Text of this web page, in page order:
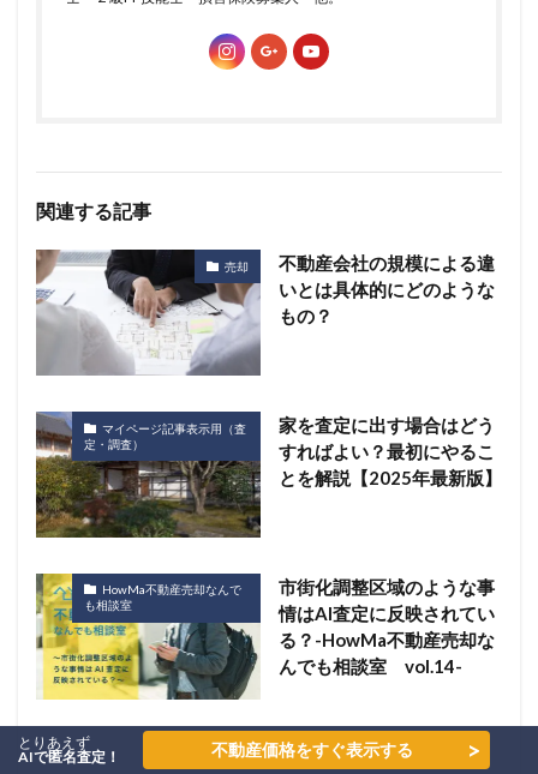
関連する記事
売却
不動産会社の規模による違
いとは具体的にどのような
もの？
マイページ記事表示用（査
定・調査）
家を査定に出す場合はどう
すればよい？最初にやるこ
とを解説【2025年最新版】
HowMa不動産売却なんで
も相談室
市街化調整区域のような事
情はAI査定に反映されてい
る？-HowMa不動産売却な
んでも相談室 vol.14-
とりあえず
AIで匿名査定！
不動産価格をすぐ表示する >